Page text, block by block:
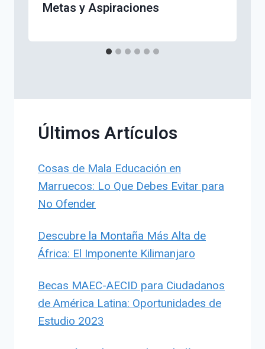
Metas y Aspiraciones
Últimos Artículos
Cosas de Mala Educación en
Marruecos: Lo Que Debes Evitar para
No Ofender
Descubre la Montaña Más Alta de
África: El Imponente Kilimanjaro
Becas MAEC-AECID para Ciudadanos
de América Latina: Oportunidades de
Estudio 2023